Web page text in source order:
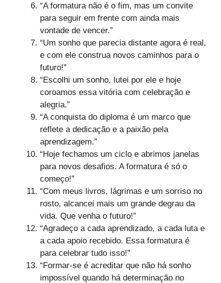
“A formatura não é o fim, mas um convite
para seguir em frente com ainda mais
vontade de vencer.”
“Um sonho que parecia distante agora é real,
e com ele construa novos caminhos para o
futuro!”
“Escolhi um sonho, lutei por ele e hoje
coroamos essa vitória com celebração e
alegria.”
“A conquista do diploma é um marco que
reflete a dedicação e a paixão pela
aprendizagem.”
“Hoje fechamos um ciclo e abrimos janelas
para novos desafios. A formatura é só o
começo!”
“Com meus livros, lágrimas e um sorriso no
rosto, alcancei mais um grande degrau da
vida. Que venha o futuro!”
“Agradeço a cada aprendizado, a cada luta e
a cada apoio recebido. Essa formatura é
para celebrar tudo isso!”
“Formar-se é acreditar que não há sonho
impossível quando há determinação no